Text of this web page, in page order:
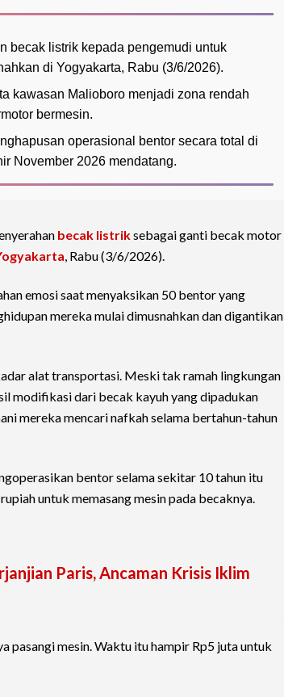
becak listrik kepada pengemudi untuk
di Yogyakarta, Rabu (3/6/2026).
kawasan Malioboro menjadi zona rendah
bermesin.
operasional bentor secara total di
November 2026 mendatang.
becak listriksebagai ganti becak motor
, Rabu (3/6/2026).
emosi saat menyaksikan 50 bentor yang
mereka mulai dimusnahkan dan digantikan
alat transportasi. Meski tak ramah lingkungan
modifikasi dari becak kayuh yang dipadukan
mereka mencari nafkah selama bertahun-tahun
bentor selama sekitar 10 tahun itu
untuk memasang mesin pada becaknya.
Paris, Ancaman Krisis Iklim
pasangi mesin. Waktu itu hampir Rp5 juta untuk